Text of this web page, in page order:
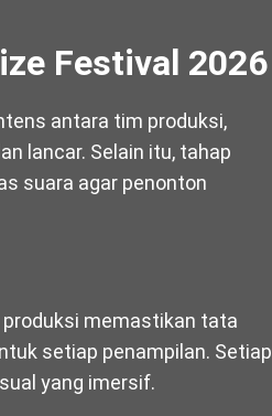
Festival 2026
antara tim produksi,
lancar. Selain itu, tahap
suara agar penonton
memastikan tata
setiap penampilan. Setiap
yang imersif.